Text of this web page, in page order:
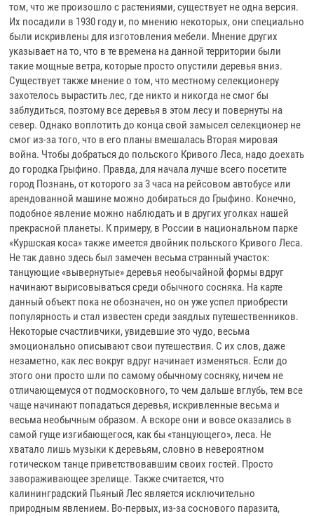
том, что же произошло с растениями, существует не одна версия.
Их посадили в 1930 году и, по мнению некоторых, они специально
были искривлены для изготовления мебели. Мнение других
указывает на то, что в те времена на данной территории были
такие мощные ветра, которые просто опустили деревья вниз.
Существует также мнение о том, что местному селекционеру
захотелось вырастить лес, где никто и никогда не смог бы
заблудиться, поэтому все деревья в этом лесу и повернуты на
север. Однако воплотить до конца свой замысел селекционер не
смог из-за того, что в его планы вмешалась Вторая мировая
война. Чтобы добраться до польского Кривого Леса, надо доехать
до городка Грыфино. Правда, для начала лучше всего посетите
город Познань, от которого за 3 часа на рейсовом автобусе или
арендованной машине можно добираться до Грыфино. Конечно,
подобное явление можно наблюдать и в других уголках нашей
прекрасной планеты. К примеру, в России в национальном парке
«Куршская коса» также имеется двойник польского Кривого Леса.
Не так давно здесь был замечен весьма странный участок:
танцующие «вывернутые» деревья необычайной формы вдруг
начинают вырисовываться среди обычного сосняка. На карте
данный объект пока не обозначен, но он уже успел приобрести
популярность и стал известен среди заядлых путешественников.
Некоторые счастливчики, увидевшие это чудо, весьма
эмоционально описывают свои путешествия. С их слов, даже
незаметно, как лес вокруг вдруг начинает изменяться. Если до
этого они просто шли по самому обычному сосняку, ничем не
отличающемуся от подмосковного, то чем дальше вглубь, тем все
чаще начинают попадаться деревья, искривленные весьма и
весьма необычным образом. А вскоре они и вовсе оказались в
самой гуще изгибающегося, как бы «танцующего», леса. Не
хватало лишь музыки к деревьям, словно в невероятном
готическом танце приветствовавшим своих гостей. Просто
завораживающее зрелище. Также считается, что
калининградский Пьяный Лес является исключительно
природным явлением. Во-первых, из-за соснового паразита,